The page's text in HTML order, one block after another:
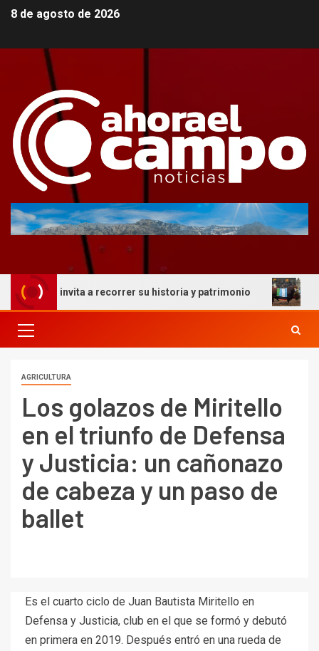
8 de agosto de 2026
invita a recorrer su historia y patrimonio La
AGRICULTURA
Los golazos de Miritello
en el triunfo de Defensa
y Justicia: un cañonazo
de cabeza y un paso de
ballet
Es el cuarto ciclo de Juan Bautista Miritello en
Defensa y Justicia, club en el que se formó y debutó
en primera en 2019. Después entró en una rueda de